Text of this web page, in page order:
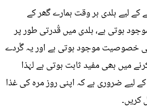
لیے ہلدی ہر وقت ہمارے گھر کے
ہوتی ہے، ہلدی میں قُدرتی طور پر
خصوصیت موجود ہوتی ہے اور یہ گُردے
میں بھی مفید ثابت ہوتی ہے لہٰذا
لیے ضروری ہے کہ اپنی روز مرہ کی غذا
کریں۔